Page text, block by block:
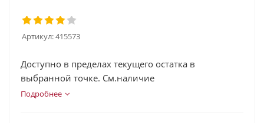
Артикул:415573
Доступно в пределах текущего остатка в
выбранной точке. См.наличие
Подробнее